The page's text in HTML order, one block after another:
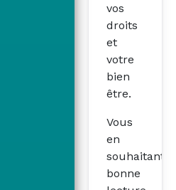
vos
droits
et
votre
bien
être.
Vous
en
souhaitant
bonne